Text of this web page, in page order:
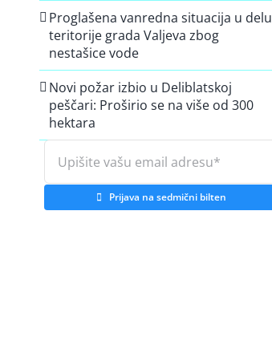
Proglašena vanredna situacija u delu
teritorije grada Valjeva zbog
nestašice vode
Novi požar izbio u Deliblatskoj
peščari: Proširio se na više od 300
hektara
Prijava na sedmični bilten